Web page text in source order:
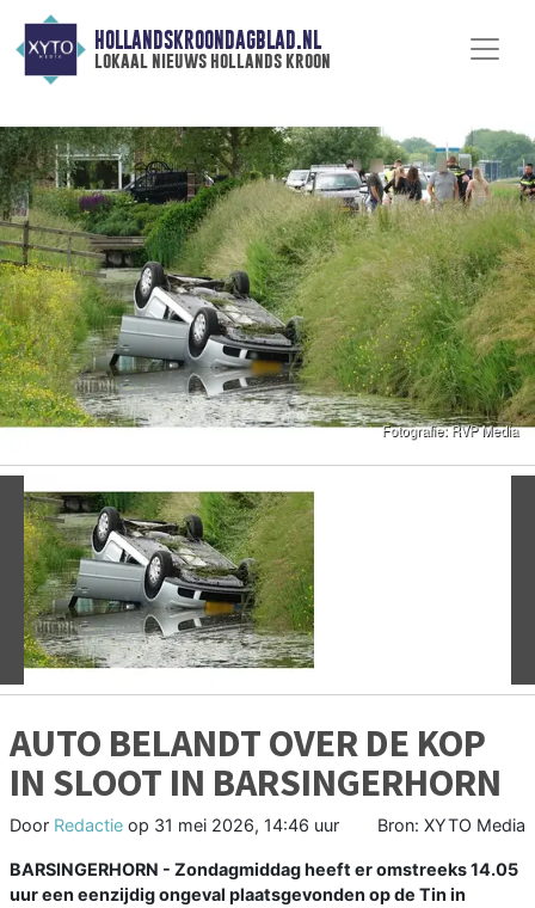
HOLLANDSKROONDAGBLAD.NL
lokaal nieuws hollands kroon
Vorige
AUTO BELANDT OVER DE KOP
IN SLOOT IN BARSINGERHORN
Door Redactie op 31 mei 2026, 14:46 uur Bron: XYTO Media
BARSINGERHORN - Zondagmiddag heeft er omstreeks 14.05
uur een eenzijdig ongeval plaatsgevonden op de Tin in